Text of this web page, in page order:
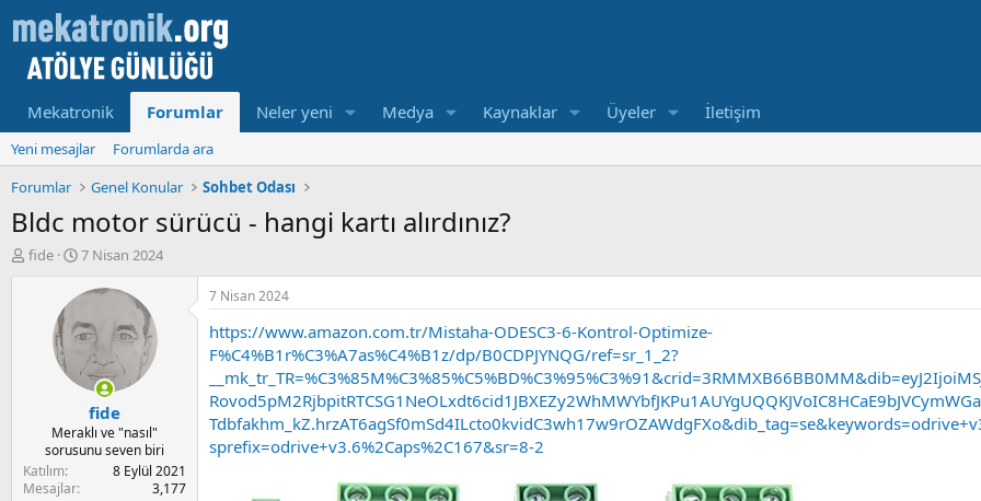
Mekatronik Forumlar Neler yeni Medya Kaynaklar Üyeler İletişim
Yeni mesajlar
Forumlarda ara
Forumlar
Genel Konular Sohbet Odası
Bldc motor sürücü - hangi kartı alırdınız?
K
t
a
fide
B
ş
a
m
a
t
r
i
7 Nisan 2024
fide
Meraklı ve "nasıl"
sorusunu seven biri
Katılım
8 Eylül 2021
Mesajlar
3,177
7 Nisan 2024
https://www.amazon.com.tr/Mistaha-ODESC3-6-Kontrol-Optimize-
F%C4%B1r%C3%A7as%C4%B1z/dp/B0CDPJYNQG/ref=sr_1_2?
sprefix=odrive+v3.6%2Caps%2C167&sr=8-2